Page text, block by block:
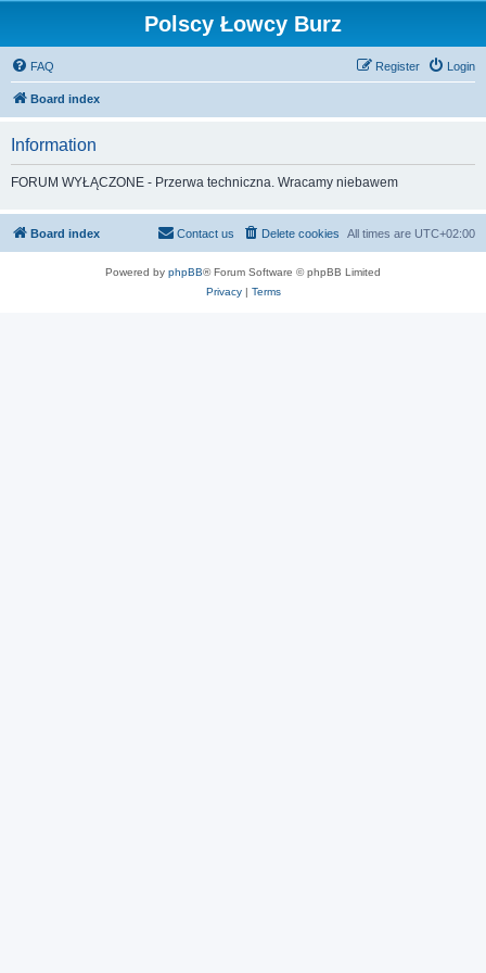
Polscy Łowcy Burz
FAQ Login
Register
Board index
Information
FORUM WYŁĄCZONE - Przerwa techniczna. Wracamy niebawem
Board index All times are UTC+02:00
Delete cookies
Contact us
Powered by phpBB® Forum Software © phpBB Limited
Privacy| Terms